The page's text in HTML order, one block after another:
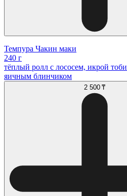
Темпура Чакин маки
240 г
тёплый ролл с лососем, икрой
яичным блинчиком
2 500 ₸